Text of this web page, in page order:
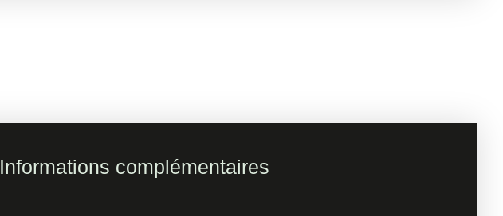
Informations complémentaires